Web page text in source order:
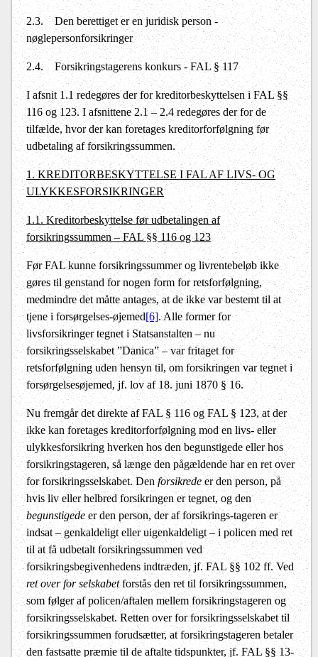
2.3.
Den berettiget er en juridisk person -
nøglepersonforsikringer
2.4. Forsikringstagerens konkurs - FAL § 117
I afsnit 1.1 redegøres der for kreditorbeskyttelsen i FAL §§
116 og 123. I afsnittene 2.1 – 2.4 redegøres der for de
tilfælde, hvor der kan foretages kreditorforfølgning før
udbetaling af forsikringssummen.
1. KREDITORBESKYTTELSE I FAL AF LIVS- OG
ULYKKESFORSIKRINGER
1.1. Kreditorbeskyttelse før udbetalingen af
forsikringssummen – FAL §§ 116 og 123
Før FAL kunne forsikringssummer og livrentebeløb ikke
gøres til genstand for nogen form for retsforfølgning,
medmindre det måtte antages, at de ikke var bestemt til at
tjene i forsørgelses-øjemed[6]. Alle former for
livsforsikringer tegnet i Statsanstalten – nu
forsikringsselskabet ”Danica” – var fritaget for
retsforfølgning uden hensyn til, om forsikringen var tegnet i
forsørgelsesøjemed, jf. lov af 18. juni 1870 § 16.
Nu fremgår det direkte af FAL § 116 og FAL § 123, at der
ikke kan foretages kreditorforfølgning mod en livs- eller
ulykkesforsikring hverken hos den begunstigede eller hos
forsikringstageren, så længe den pågældende har en ret over
for forsikringsselskabet. Denforsikredeer den person, på
hvis liv eller helbred forsikringen er tegnet, og den
begunstigedeer den person, der af forsikrings-tageren er
indsat – genkaldeligt eller uigenkaldeligt – i policen med ret
til at få udbetalt forsikringssummen ved
forsikringsbegivenhedens indtræden, jf. FAL §§ 102 ff. Ved
ret over for selskabetforstås den ret til forsikringssummen,
som følger af policen/aftalen mellem forsikringstageren og
forsikringsselskabet. Retten over for forsikringsselskabet til
forsikringssummen forudsætter, at forsikringstageren betaler
den fastsatte præmie til de aftalte tidspunkter, jf. FAL §§ 13-